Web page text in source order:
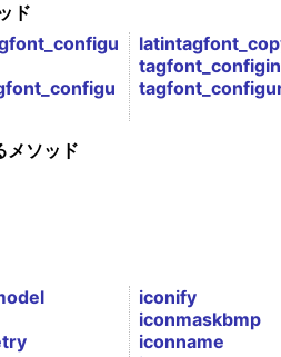
ド
ソッド
iconify
iconmaskbmp
iconname